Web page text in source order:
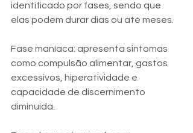
identificado por fases, sendo que
elas podem durar dias ou até meses.
Fase maníaca: apresenta sintomas
como compulsão alimentar, gastos
excessivos, hiperatividade e
capacidade de discernimento
diminuída.